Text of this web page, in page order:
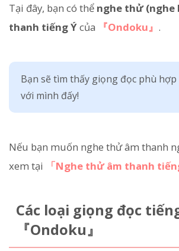
Tại đây, bạn có thể nghe thử (nghe
thanh tiếng Ýcủa 『Ondoku』 .
Bạn sẽ tìm thấy giọng đọc phù hợp
với mình đấy!
Nếu bạn muốn nghe thử âm thanh
xem tại
「Nghe thử âm thanh
Các loại giọng đọc
『Ondoku』